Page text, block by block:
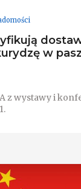
w
z wystawy i